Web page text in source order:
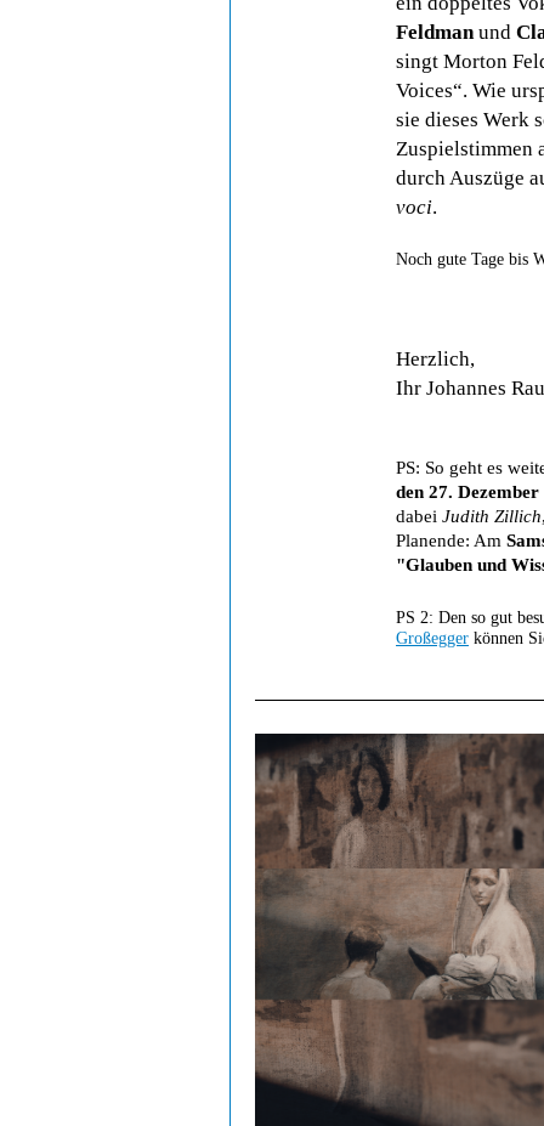
Feldman und
singt Morton
Voices“. Wie
sie dieses Werk
Zuspielstimmen
durch Auszüge
voci.
Noch gute Tage bis
Herzlich,
Ihr Johannes
PS: So geht es
den 27. Dezember
dabei Judith Zillich
Planende: Am
"Glauben und
PS 2: Den so gut
Großegger können